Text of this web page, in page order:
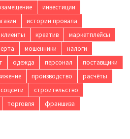
инвестиции
истории провала
клиенты креатив
маркетплейсы
мошенники
налоги
одежда персонал
поставщики
производство
расчёты
соцсети
строительство
торговля франшиза